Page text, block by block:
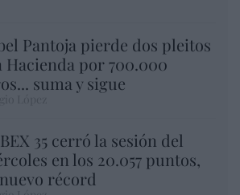
Pantoja pierde dos pleitos
Hacienda por 700.000
suma y sigue
35 cerró la sesión del
en los 20.057 puntos,
récord